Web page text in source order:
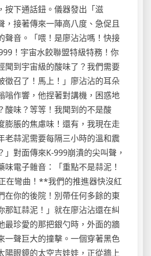
按下通話鈕。儀器發出「滋
接著傳來一陣高八度、急促且
聲音。「喂！是廖沾沾嗎！快接
！宇宙水餃聯盟特級特務！你
聞到宇宙級的酸味了？我們需要
徵召了！馬上！」廖沾沾的耳朵
嗡作響，他捏著對講機，困惑地
酸味？等等！我聞到的不是酸
膨脹的焦慮味！還有，我現在走
老蒜泥需要每隔三小時的溫和震
」對面傳來K-999崩潰的尖叫聲，
味電子雜音：「重點不是蒜泥！
在彎曲！**我們的推進器快沒紅
在你的後院！別帶任何多餘的東
缸蒜泥！」就在廖沾沾還在糾
最珍愛的那把銀勺時，外面的牆
一聲巨大的撞擊。一個穿著黑色
陽眼鏡的太空吉娃娃，正從牆上